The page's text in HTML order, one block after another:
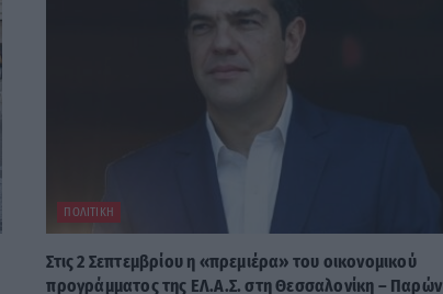
ΠΟΛΙΤΙΚΉ
Στις 2 Σεπτεμβρίου η «πρεμιέρα» του οικονομικού
προγράμματος της ΕΛ.Α.Σ. στη Θεσσαλονίκη – Παρών